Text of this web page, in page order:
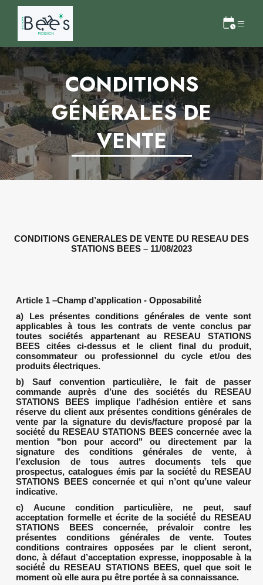
CONDITIONS
GÉNÉRALES DE
VENTE
CONDITIONS GENERALES DE VENTE DU RESEAU DES
STATIONS BEES – 11/08/2023
Article 1 –Champ d’application - Opposabilité́
a) Les présentes conditions générales de vente sont
applicables à tous les contrats de vente conclus par
toutes sociétés appartenant au RESEAU STATIONS
BEES citées ci-dessus et le client final du produit,
consommateur ou professionnel du cycle et/ou des
produits électriques.
b) Sauf convention particulière, le fait de passer
commande auprès d’une des sociétés du RESEAU
STATIONS BEES implique l’adhésion entière et sans
réserve du client aux présentes conditions générales de
vente par la signature du devis/facture proposé par la
société́ du RESEAU STATIONS BEES concernée avec la
mention "bon pour accord" ou directement par la
signature des conditions générales de vente, à
l’exclusion de tous autres documents tels que
prospectus, catalogues émis par la société́ du RESEAU
STATIONS BEES concernée et qui n’ont qu’une valeur
indicative.
c) Aucune condition particulière, ne peut, sauf
acceptation formelle et écrite de la société́ du RESEAU
STATIONS BEES concernée, prévaloir contre les
présentes conditions générales de vente. Toutes
conditions contraires opposées par le client seront,
donc, à défaut d’acceptation expresse, inopposable à la
société́ du RESEAU STATIONS BEES, quel que soit le
moment où elle aura pu être portée à sa connaissance.